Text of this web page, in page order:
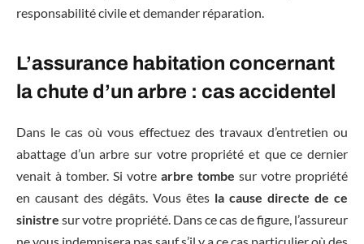
responsabilité civile et demander réparation.
L’assurance habitation concernant
la chute d’un arbre : cas accidentel
Dans le cas où vous effectuez des travaux d’entretien ou
abattage d’un arbre sur votre propriété et que ce dernier
venait à tomber. Si votre arbre tombe sur votre propriété
en causant des dégâts. Vous êtes la cause directe de ce
sinistresur votre propriété. Dans ce cas de figure, l’assureur